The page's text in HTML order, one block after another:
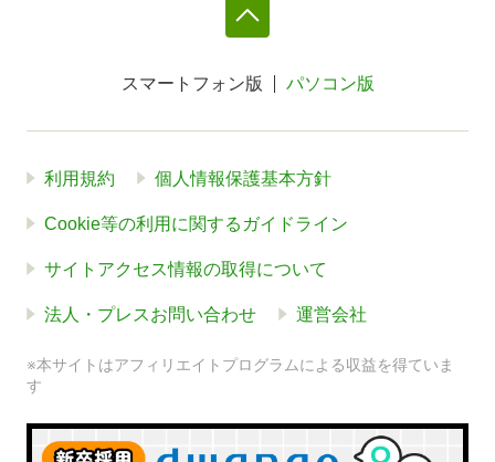
スマートフォン版 パソコン版
利用規約 個人情報保護基本方針
Cookie等の利用に関するガイドライン
サイトアクセス情報の取得について
法人・プレスお問い合わせ 運営会社
※本サイトはアフィリエイトプログラムによる収益を得ていま
す